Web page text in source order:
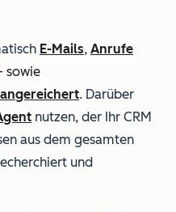
E-Mails, Anrufe
sowie
angereichert. Darüber
nutzen, der Ihr CRM
aus dem gesamten
und